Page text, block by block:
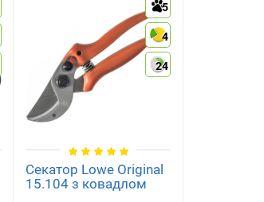
5
4
24
Секатор Lowe Original
15.104 з ковадлом